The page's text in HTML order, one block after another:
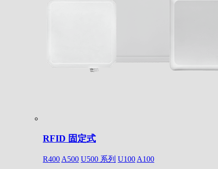
RFID 固定式
R400 A500 U500 系列 U100 A100